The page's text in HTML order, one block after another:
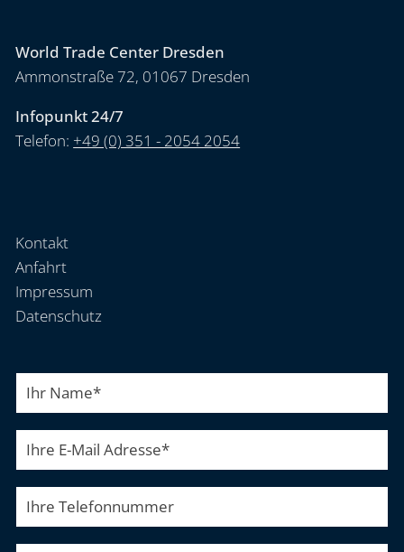
World Trade Center Dresden
Ammonstraße 72, 01067 Dresden
Infopunkt 24/7
Telefon: +49 (0) 351 - 2054 2054
Kontakt
Anfahrt
Impressum
Datenschutz
Ihr Name*
Ihre E-Mail Adresse*
Ihre Telefonnummer